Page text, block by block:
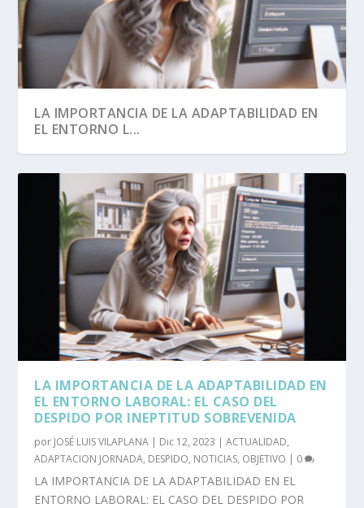
LA IMPORTANCIA DE LA ADAPTABILIDAD EN
EL ENTORNO L...
LA IMPORTANCIA DE LA ADAPTABILIDAD EN
EL ENTORNO LABORAL: EL CASO DEL
DESPIDO POR INEPTITUD SOBREVENIDA
por JOSÉ LUIS VILAPLANA | Dic 12, 2023 |ACTUALIDAD,
ADAPTACION JORNADA, DESPIDO, NOTICIAS, OBJETIVO | 0
LA IMPORTANCIA DE LA ADAPTABILIDAD EN EL
ENTORNO LABORAL: EL CASO DEL DESPIDO POR